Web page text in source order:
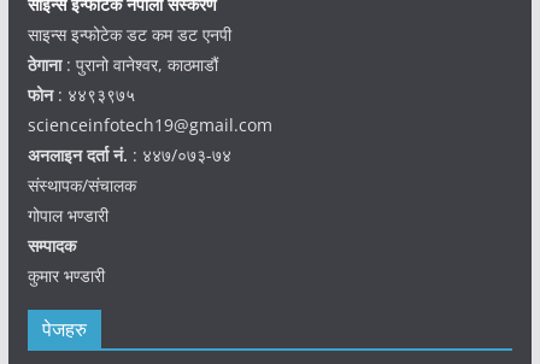
साइन्स इन्फोटेक डट कम डट एनपी
ठेगाना: पुरानो वानेश्वर, काठमाडौं
फोन: ४४९३९७५
scienceinfotech19@gmail.com
अनलाइन दर्ता नं. : ४४७/०७३-७४
संस्थापक/संचालक
गोपाल भण्डारी
सम्पादक
कुमार भण्डारी
पेजहरु